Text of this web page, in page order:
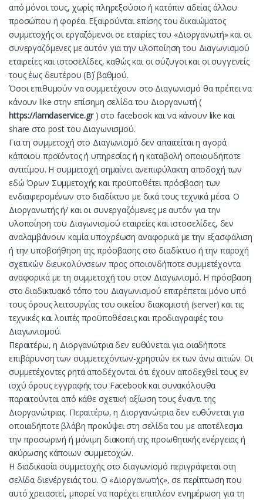
από μόνοι τους, χωρίς πληρεξούσιο ή κατόπιν αδείας άλλου
προσώπου ή φορέα. Εξαιρούνται επίσης του δικαιώματος
συμμετοχής οι εργαζόμενοι σε εταιρίες του «Διοργανωτή» και οι
συνεργαζόμενες με αυτόν για την υλοποίηση του Διαγωνισμού
εταιρείες και ιστοσελίδες, καθώς και οι σύζυγοι και οι συγγενείς
τους έως δευτέρου (Β΄) βαθμού.
Όσοι επιθυμούν να συμμετέχουν στο Διαγωνισμό θα πρέπει να
κάνουν like στην επίσημη σελίδα του Διοργανωτή (
https://lamdaservice.gr) στο facebook και να κάνουν like και
share στο post του Διαγωνισμού.
Για τη συμμετοχή στο Διαγωνισμό δεν απαιτείται η αγορά
κάποιου προϊόντος ή υπηρεσίας ή η καταβολή οποιουδήποτε
αντιτίμου. Η συμμετοχή σημαίνει ανεπιφύλακτη αποδοχή των
εδώ Όρων Συμμετοχής και προϋποθέτει πρόσβαση των
ενδιαφερομένων στο διαδίκτυο με δικά τους τεχνικά μέσα. Ο
Διοργανωτής ή/ και οι συνεργαζόμενες με αυτόν για την
υλοποίηση του Διαγωνισμού εταιρείες και ιστοσελίδες, δεν
αναλαμβάνουν καμία υποχρέωση αναφορικά με την εξασφάλιση
ή την υποβοήθηση της πρόσβασης στο διαδίκτυο ή την παροχή
σχετικών διευκολύνσεων προς οποιονδήποτε συμμετέχοντα
αναφορικά με τη συμμετοχή του στον Διαγωνισμό. Η πρόσβαση
στο διαδικτυακό τόπο του Διαγωνισμού επιτρέπεται μόνο υπό
τους όρους λειτουργίας του οικείου διακομιστή (server) και τις
τεχνικές και λοιπές προϋποθέσεις και προδιαγραφές του
Διαγωνισμού.
Περαιτέρω, η Διοργανώτρια δεν ευθύνεται για οιαδήποτε
επιβάρυνση των συμμετεχόντων-χρηστών εκ των άνω αιτιών. Οι
συμμετέχοντες ρητά αποδέχονται ότι έχουν αποδεχθεί τους εν
ισχύ όρους εγγραφής του Facebook και συνακόλουθα
παραιτούνται από κάθε σχετική αξίωση τους έναντι της
Διοργανώτριας. Περαιτέρω, η Διοργανώτρια δεν ευθύνεται για
οποιαδήποτε βλάβη προκύψει στη σελίδα του με αποτέλεσμα
την προσωρινή ή μόνιμη διακοπή της προωθητικής ενέργειας ή
ακύρωσης κάποιων συμμετοχών.
Η διαδικασία συμμετοχής στο διαγωνισμό περιγράφεται στη
σελίδα διενέργειάς του. Ο «Διοργανωτής», σε περίπτωση που
αυτό χρειαστεί, μπορεί να παρέχει επιπλέον ενημέρωση για τη